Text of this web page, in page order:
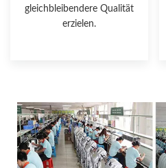
gleichbleibendere Qualität
erzielen.